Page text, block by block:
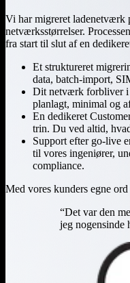
Vi har migreret ladenetværk
netværksstørrelser.
fra start til slut af en
Et struktureret
data, batch-import,
Dit netværk forbliver i
planlagt, minimal og
En dedikeret
trin. Du ved altid,
Support efter go-live
til vores ingeniører,
compliance.
Med vores kunders egne ord
“Det var den
jeg nogensinde